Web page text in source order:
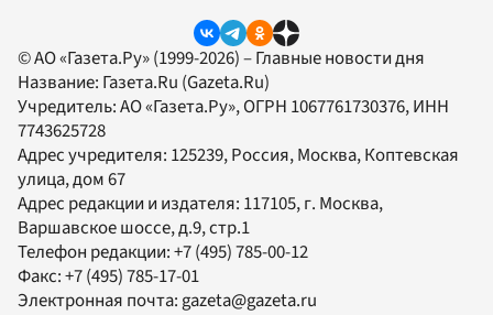
© АО «Газета.Ру» (1999-2026) – Главные новости дня
Название: Газета.Ru (Gazeta.Ru)
Учредитель:АО «Газета.Ру», ОГРН 1067761730376, ИНН
7743625728
Адрес учредителя: 125239, Россия, Москва, Коптевская
улица, дом 67
Адрес редакции и издателя: 117105, г. Москва,
Варшавское шоссе, д.9, стр.1
Телефон редакции:+7 (495) 785-00-12
Факс:+7 (495) 785-17-01
Электронная почта:gazeta@gazeta.ru